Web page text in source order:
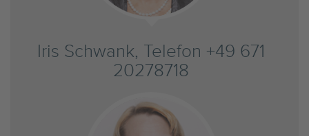
Iris Schwank, Telefon +49 671
20278718